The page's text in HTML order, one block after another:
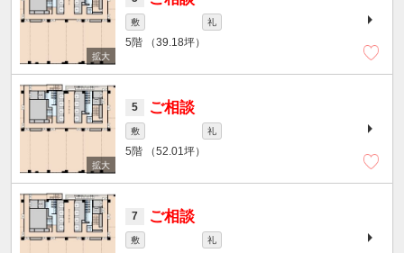
敷 礼
5階 （39.18坪）
5 ご相談
敷 礼
5階 （52.01坪）
7 ご相談
敷 礼